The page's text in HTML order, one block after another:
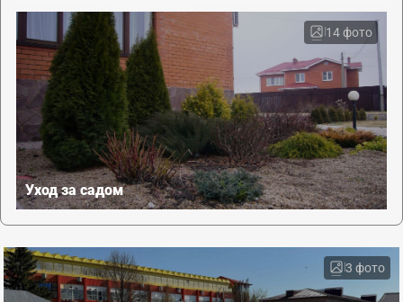
14 фото
Уход за садом
3 фото